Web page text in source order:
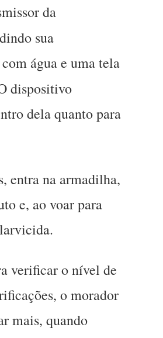
da
sua
água e uma tela
dispositivo
dela quanto para
entra na armadilha,
e, ao voar para
verificar o nível de
o morador
mais, quando